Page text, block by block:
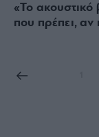
«Το ακουστικό
που πρέπει, αν